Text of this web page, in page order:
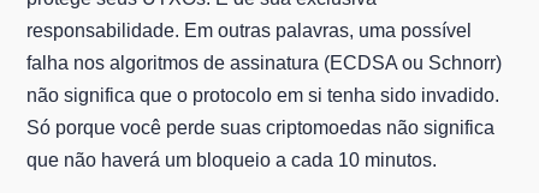
responsabilidade. Em outras palavras, uma possível
falha nos algoritmos de assinatura (ECDSA ou Schnorr)
não significa que o protocolo em si tenha sido invadido.
Só porque você perde suas criptomoedas não significa
que não haverá um bloqueio a cada 10 minutos.